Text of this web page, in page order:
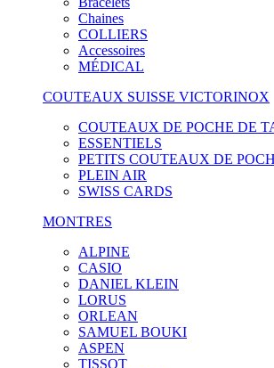
Chaines
COLLIERS
Accessoires
MÉDICAL
COUTEAUX SUISSE VICTORINOX
COUTEAUX DE POCHE DE
ESSENTIELS
PETITS COUTEAUX DE
PLEIN AIR
SWISS CARDS
MONTRES
ALPINE
CASIO
DANIEL KLEIN
LORUS
ORLEAN
SAMUEL BOUKI
ASPEN
TISSOT